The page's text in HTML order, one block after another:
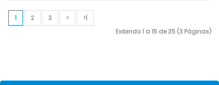
1 2 3 >
>|
Exibindo 1 a 15 de 35 (3 Páginas)